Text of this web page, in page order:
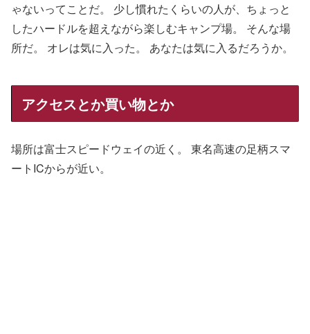
ゃないってことだ。 少し慣れたくらいの人が、ちょっと
したハードルを超えながら楽しむキャンプ場。 そんな場
所だ。 オレは気に入った。 あなたは気に入るだろうか。
アクセスとか買い物とか
場所は富士スピードウェイの近く。 東名高速の足柄スマ
ートICからが近い。